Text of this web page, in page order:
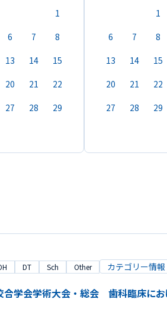
1
6 7
8
13 14
15
20 21
22
27 28
29
1
6
7 8
13
14 15
20
21 22
27
28 29
DT Sch Other カテゴリー情報
合学会学術大会・総会 歯科臨床に